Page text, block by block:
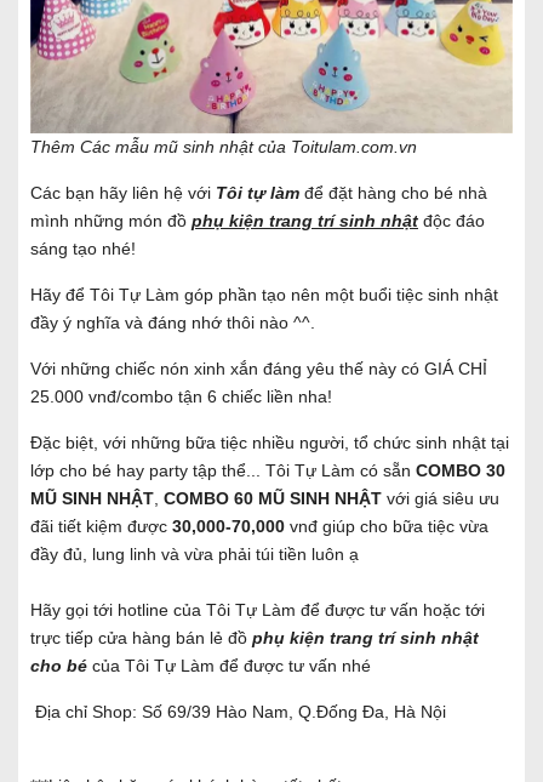
Thêm Các mẫu mũ sinh nhật của Toitulam.com.vn
Các bạn hãy liên hệ với Tôi tự làm để đặt hàng cho bé nhà
mình những món đồ phụ kiện trang trí sinh nhật độc đáo
sáng tạo nhé!
Hãy để Tôi Tự Làm góp phần tạo nên một buổi tiệc sinh nhật
đầy ý nghĩa và đáng nhớ thôi nào ^^.
Với những chiếc nón xinh xắn đáng yêu thế này có GIÁ CHỈ
25.000 vnđ/combo tận 6 chiếc liền nha!
Đặc biệt, với những bữa tiệc nhiều người, tổ chức sinh nhật tại
lớp cho bé hay party tập thể... Tôi Tự Làm có sẵn COMBO 30
MŨ SINH NHẬT COMBO 60 MŨ SINH NHẬT với giá siêu ưu
đãi tiết kiệm được 30,000-70,000 vnđ giúp cho bữa tiệc vừa
đầy đủ, lung linh và vừa phải túi tiền luôn ạ
Hãy gọi tới hotline của Tôi Tự Làm để được tư vấn hoặc tới
trực tiếp cửa hàng bán lẻ đồ phụ kiện trang trí sinh nhật
cho bé của Tôi Tự Làm để được tư vấn nhé
Địa chỉ Shop: Số 69/39 Hào Nam, Q.Đống Đa, Hà Nội